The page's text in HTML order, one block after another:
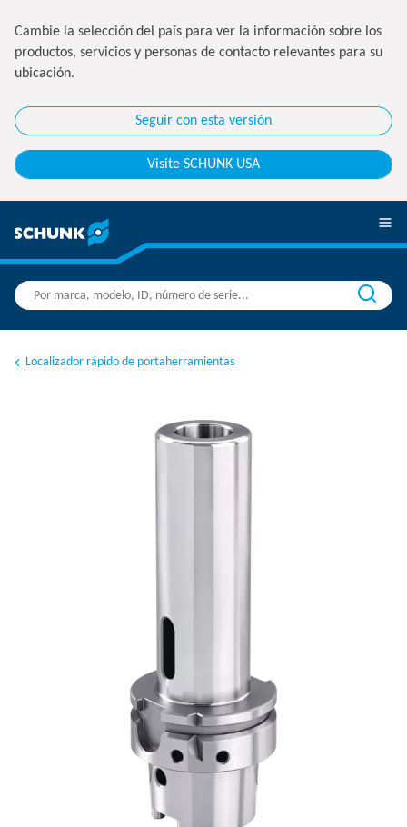
Cambie la selección del país para ver la información sobre los
productos, servicios y personas de contacto relevantes para su
ubicación.
Seguir con esta versión
Visite SCHUNK USA
Localizador rápido de portaherramientas